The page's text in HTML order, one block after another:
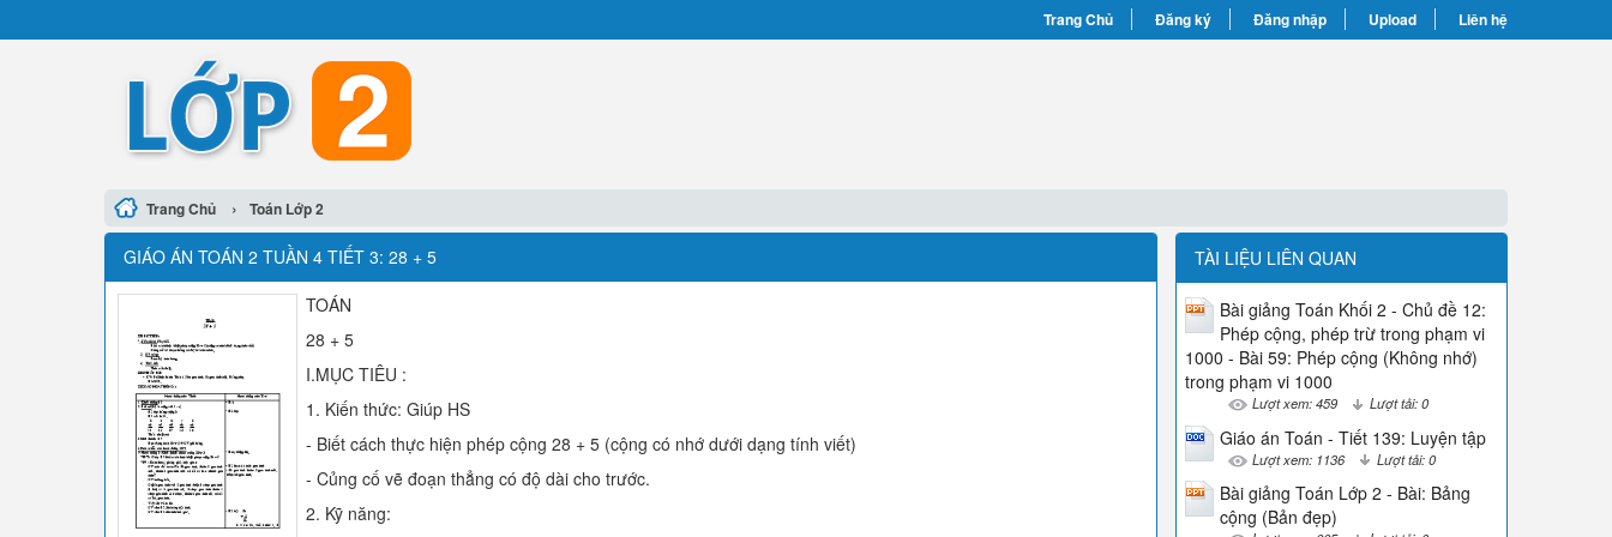
Trang Chủ Đăng ký Đăng nhập Upload Liên hệ
Trang Chủ › Toán Lớp 2
GIÁO ÁN TOÁN 2 TUẦN 4 TIẾT 3: 28 + 5
TOÁN
28 + 5
I.MỤC TIÊU :
1. Kiến thức: Giúp HS
- Biết cách thực hiện phép cộng 28 + 5 (cộng có nhớ dưới dạng tính viết)
- Củng cố vẽ đoạn thẳng có độ dài cho trước.
2. Kỹ năng:
TÀI LIỆU LIÊN QUAN
Bài giảng Toán Khối 2 - Chủ đề 12:
Phép cộng, phép trừ trong phạm vi
1000 - Bài 59: Phép cộng (Không nhớ)
trong phạm vi 1000
Lượt xem: 459 Lượt tải: 0
Giáo án Toán - Tiết 139: Luyện tập
Lượt xem: 1136 Lượt tải: 0
Bài giảng Toán Lớp 2 - Bài: Bảng
cộng (Bản đẹp)